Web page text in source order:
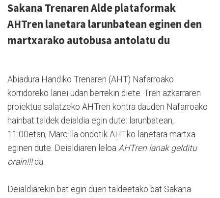
Sakana Trenaren Alde plataformak
AHTren lanetara larunbatean eginen den
martxarako autobusa antolatu du
Abiadura Handiko Trenaren (AHT) Nafarroako
korridoreko lanei udan berrekin diete. Tren azkarraren
proiektua salatzeko AHTren kontra dauden Nafarroako
hainbat taldek deialdia egin dute: larunbatean,
11:00etan, Marcilla ondotik AHTko lanetara martxa
eginen dute. Deialdiaren leloa AHTren lanak gelditu
orain!!!da.
Deialdiarekin bat egin duen taldeetako bat Sakana